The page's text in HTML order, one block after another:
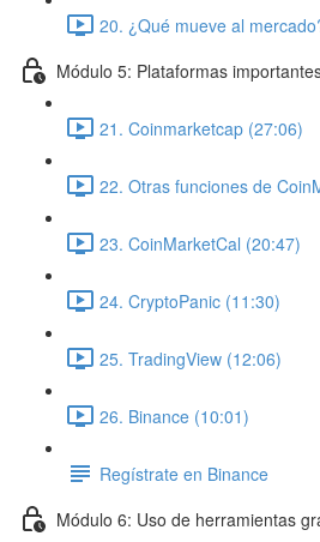
20. ¿Qué mueve al
Módulo 5: Plataformas
21. Coinmarketcap (27:06)
22. Otras funciones de
23. CoinMarketCal (20:47)
24. CryptoPanic (11:30)
25. TradingView (12:06)
26. Binance (10:01)
Regístrate en Binance
Módulo 6: Uso de herramientas